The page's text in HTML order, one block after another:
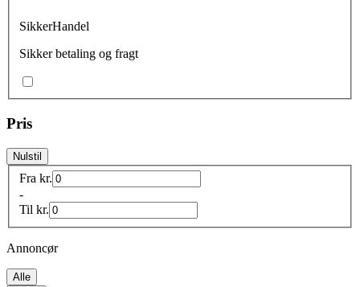
SikkerHandel
Sikker betaling og fragt
Pris
Nulstil
Fra kr.
-
Til kr.
Annoncør
Alle